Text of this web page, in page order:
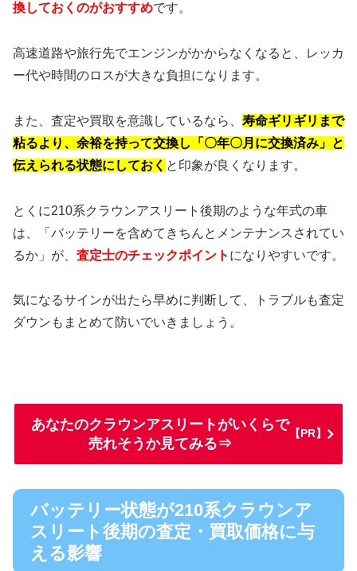
換しておくのがおすすめです。
高速道路や旅行先でエンジンがかからなくなると、レッカ
ー代や時間のロスが大きな負担になります。
また、査定や買取を意識しているなら、 寿命ギリギリまで
粘るより、余裕を持って交換し「〇年〇月に交換済み」と
伝えられる状態にしておく と印象が良くなります。
とくに210系クラウンアスリート後期のような年式の車
は、「バッテリーを含めてきちんとメンテナンスされてい
るか」が、 査定士のチェックポイント になりやすいです。
気になるサインが出たら早めに判断して、トラブルも査定
ダウンもまとめて防いでいきましょう。
あなたのクラウンアスリートがいくらで
売れそうか見てみる⇒
【PR】
バッテリー状態が210系クラウンア
スリート後期の査定・買取価格に与
える影響